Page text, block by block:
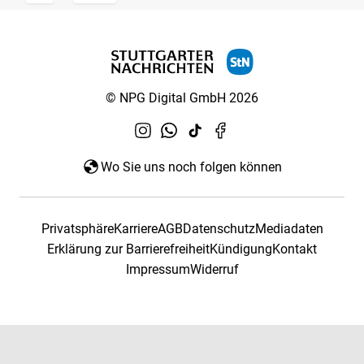
© NPG Digital GmbH 2026
Wo Sie uns noch folgen können
PrivatsphäreKarriereAGBDatenschutzMediadaten
Erklärung zur BarrierefreiheitKündigungKontakt
ImpressumWiderruf